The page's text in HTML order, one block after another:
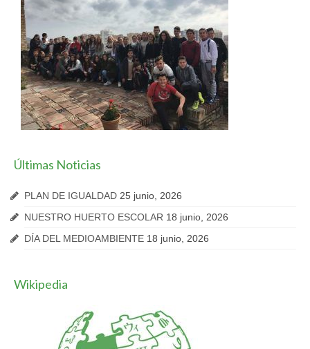
Últimas Noticias
PLAN DE IGUALDAD 25 junio, 2026
NUESTRO HUERTO ESCOLAR 18 junio, 2026
DÍA DEL MEDIOAMBIENTE 18 junio, 2026
Wikipedia